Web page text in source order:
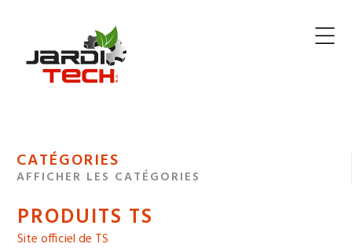
Jarditech
MENU
DE
DES
CATÉGORIES
AFFICHER LES CATÉGORIES
PRODUITS TS
Site officiel de TS